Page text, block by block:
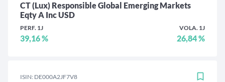
CT (Lux) Responsible Global Emerging Markets
Eqty A Inc USD
PERF. 1J
39,16 %
VOLA. 1J
26,84 %
ISIN: DE000A2JF7V8